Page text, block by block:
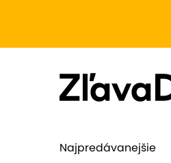
Najpredávanejšie